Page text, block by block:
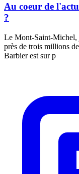
Au coeur de
?
Le Mont-Saint-Michel,
près de trois millions
Barbier est sur p